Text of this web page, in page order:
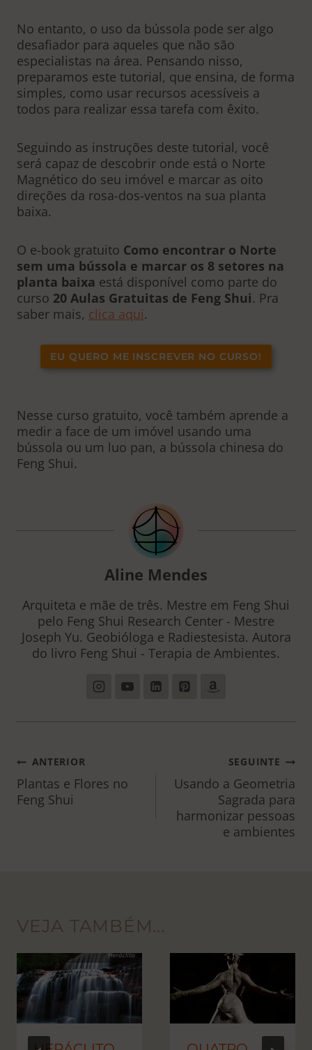
No entanto, o uso da bússola pode ser algo
desafiador para aqueles que não são
especialistas na área. Pensando nisso,
preparamos este tutorial, que ensina, de forma
simples, como usar recursos acessíveis a
todos para realizar essa tarefa com êxito.
Seguindo as instruções deste tutorial, você
será capaz de descobrir onde está o Norte
Magnético do seu imóvel e marcar as oito
direções da rosa-dos-ventos na sua planta
baixa.
O e-book gratuito Como encontrar o Norte
sem uma bússola e marcar os 8 setores na
planta baixa está disponível como parte do
curso 20 Aulas Gratuitas de Feng Shui. Pra
saber mais, clica aqui.
EU QUERO ME INSCREVER NO CURSO!
Nesse curso gratuito, você também aprende a
medir a face de um imóvel usando uma
bússola ou um luo pan, a bússola chinesa do
Feng Shui.
Aline Mendes
Arquiteta e mãe de três. Mestre em Feng Shui
pelo Feng Shui Research Center - Mestre
Joseph Yu. Geobióloga e Radiestesista. Autora
do livro Feng Shui - Terapia de Ambientes.
NAVEGAÇÃO
DE
POST
ANTERIOR
Plantas e Flores no
Feng Shui
SEGUINTE
Usando a Geometria
Sagrada para
harmonizar pessoas
e ambientes
VEJA TAMBÉM...